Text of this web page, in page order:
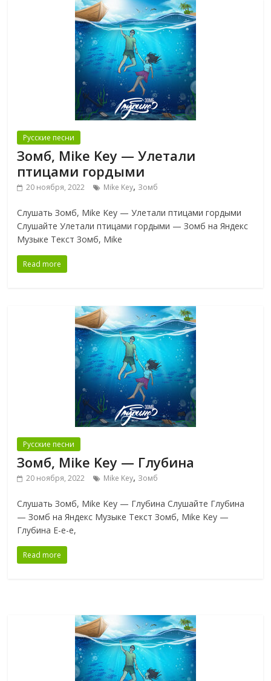
Русские песни
Зомб, Mike Key — Улетали
птицами гордыми
20 ноября, 2022 Mike Key, Зомб
Слушать Зомб, Mike Key — Улетали птицами гордыми
Слушайте Улетали птицами гордыми — Зомб на Яндекс
Музыке Текст Зомб, Mike
Read more
Русские песни
Зомб, Mike Key — Глубина
20 ноября, 2022 Mike Key, Зомб
Слушать Зомб, Mike Key — Глубина Слушайте Глубина
— Зомб на Яндекс Музыке Текст Зомб, Mike Key —
Глубина Е-е-е,
Read more